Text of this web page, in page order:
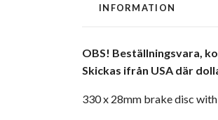
INFORMATION
OBS! Beställningsvara,
Skickas ifrån USA där
330 x 28mm brake disc